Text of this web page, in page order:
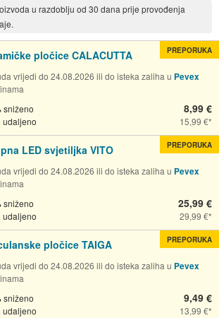
u razdoblju od 30 dana prije provođenja
pločice CALACUTTA
vrijedi do 24.08.2026 ili do isteka zaliha u Pevex
sniženo
udaljeno
8,99 €
15,99 €
PREPORUKA
LED svjetiljka VITO
vrijedi do 24.08.2026 ili do isteka zaliha u Pevex
sniženo
udaljeno
25,99 €
29,99 €
PREPORUKA
pločice TAIGA
vrijedi do 24.08.2026 ili do isteka zaliha u Pevex
sniženo
udaljeno
9,49 €
13,99 €
PREPORUKA